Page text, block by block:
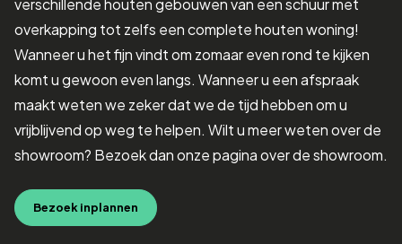
verschillende houten gebouwen van een schuur met
overkapping tot zelfs een complete houten woning!
Wanneer u het fijn vindt om zomaar even rond te kijken
komt u gewoon even langs. Wanneer u een afspraak
maakt weten we zeker dat we de tijd hebben om u
vrijblijvend op weg te helpen. Wilt u meer weten over de
showroom? Bezoek dan onze pagina over de showroom.
Bezoek inplannen